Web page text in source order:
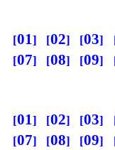
01 02 03
07
08 09
01 02 03
07
08 09